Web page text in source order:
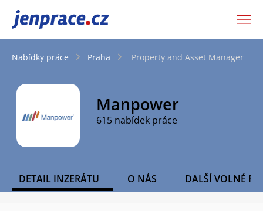
JenPráce.cz
Nabídky práce Praha Property and Asset Manager
Manpower
615 nabídek práce
DETAIL INZERÁTU O NÁS DALŠÍ VOLNÉ